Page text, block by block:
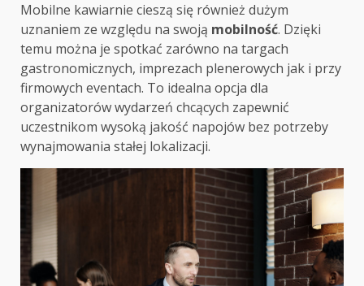
Mobilne kawiarnie cieszą się również dużym
uznaniem ze względu na swoją mobilność. Dzięki
temu można je spotkać zarówno na targach
gastronomicznych, imprezach plenerowych jak i przy
firmowych eventach. To idealna opcja dla
organizatorów wydarzeń chcących zapewnić
uczestnikom wysoką jakość napojów bez potrzeby
wynajmowania stałej lokalizacji.